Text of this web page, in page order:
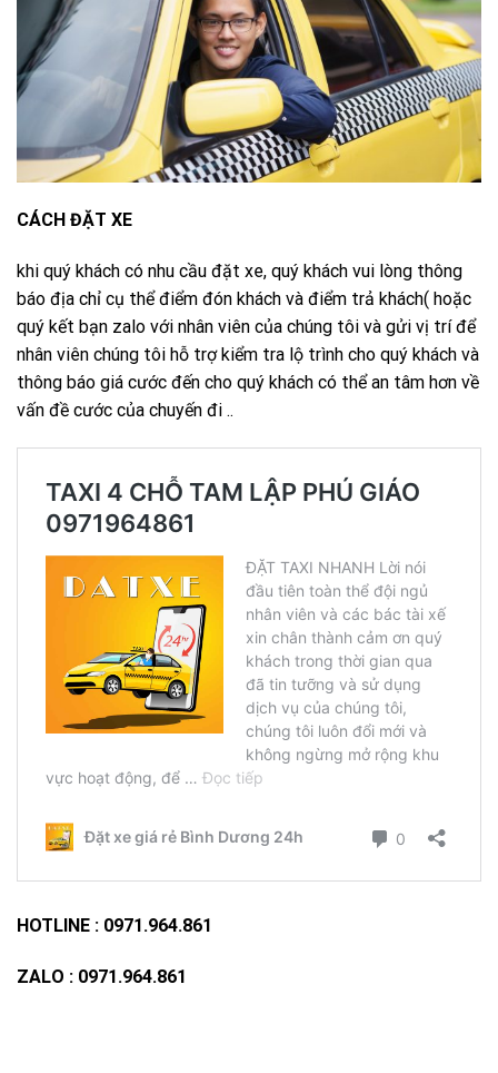
CÁCH ĐẶT XE
khi quý khách có nhu cầu đặt xe, quý khách vui lòng thông
báo địa chỉ cụ thể điểm đón khách và điểm trả khách( hoặc
quý kết bạn zalo với nhân viên của chúng tôi và gửi vị trí để
nhân viên chúng tôi hỗ trợ kiểm tra lộ trình cho quý khách và
thông báo giá cước đến cho quý khách có thể an tâm hơn về
vấn đề cước của chuyến đi ..
HOTLINE : 0971.964.861
ZALO : 0971.964.861